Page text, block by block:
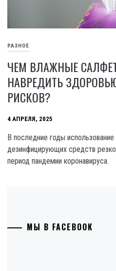
РАЗНОЕ
ЧЕМ ВЛАЖНЫЕ
НАВРЕДИТЬ
РИСКОВ?
4 АПРЕЛЯ, 2025
В последние годы
дезинфицирующих средств
период пандемии коронавируса.
МЫ В FACEBOOK